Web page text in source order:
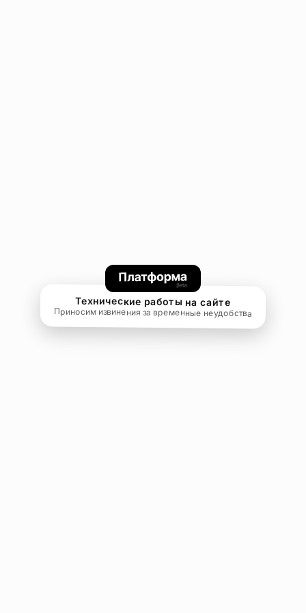
Технические работы на сайте
Приносим извинения за временные неудобства